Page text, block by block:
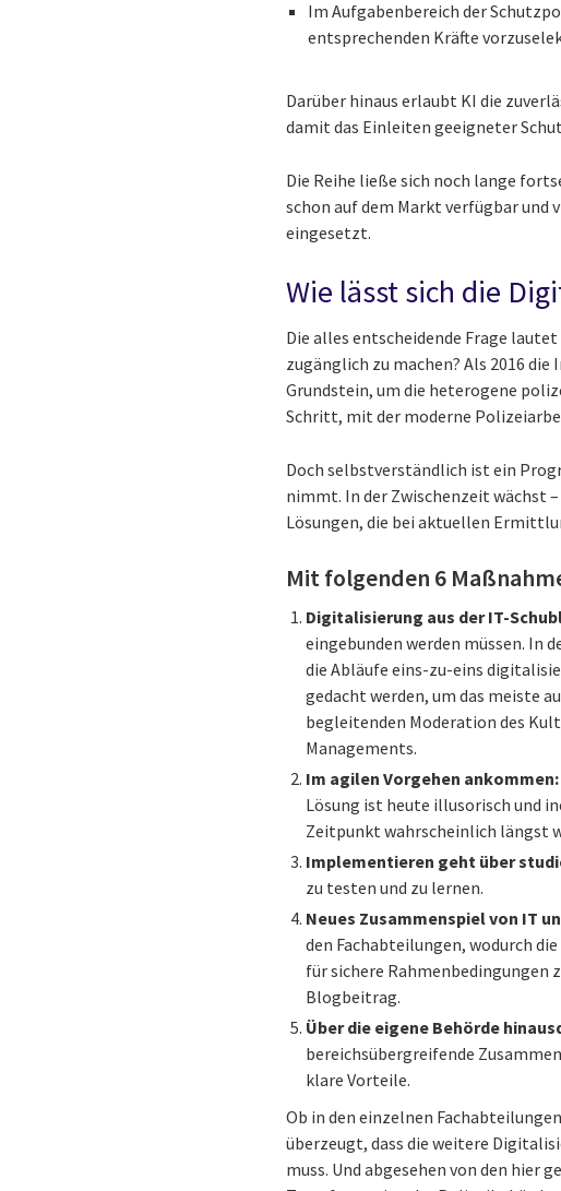
Im Aufgabenbereich der
entsprechenden Kräfte
Darüber hinaus erlaubt KI die
damit das Einleiten geeigneter
Die Reihe ließe sich noch lange
schon auf dem Markt verfügbar und
eingesetzt.
Wie lässt sich die
Die alles entscheidende Frage
zugänglich zu machen? Als 2016
Grundstein, um die heterogene
Schritt, mit der moderne
Doch selbstverständlich ist ein
nimmt. In der Zwischenzeit wächst
Lösungen, die bei aktuellen
Mit folgenden 6
Digitalisierung aus der IT-
eingebunden werden müssen. In
die Abläufe eins-zu-eins
gedacht werden, um das meiste
begleitenden Moderation des
Managements.
Im agilen Vorgehen ankommen:
Lösung ist heute illusorisch und
Zeitpunkt wahrscheinlich längst
Implementieren geht über
zu testen und zu lernen.
Neues Zusammenspiel von IT
den Fachabteilungen, wodurch
für sichere Rahmenbedingungen
Blogbeitrag.
Über die eigene Behörde
bereichsübergreifende
klare Vorteile.
Ob in den einzelnen
überzeugt, dass die weitere
muss. Und abgesehen von den hier